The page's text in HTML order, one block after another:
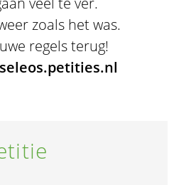
zoals het was.
regels terug!